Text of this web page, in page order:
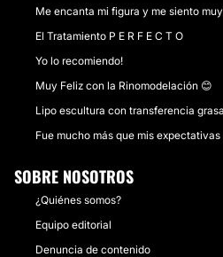
Me encanta mi figura y me siento
El Tratamiento P E R F E C T O
Yo lo recomiendo!
Muy Feliz con la Rinomodelación 😊
Lipo escultura con transferencia
Fue mucho más que mis expectativas
SOBRE NOSOTROS
¿Quiénes somos?
Equipo editorial
Denuncia de contenido